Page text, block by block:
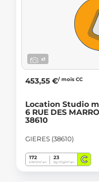
x1
453,55 €/ mois CC
Location Studio
6 RUE DES
38610
GIERES (38610)
172
kWh/m².an
23
Kg CO2/m².an C